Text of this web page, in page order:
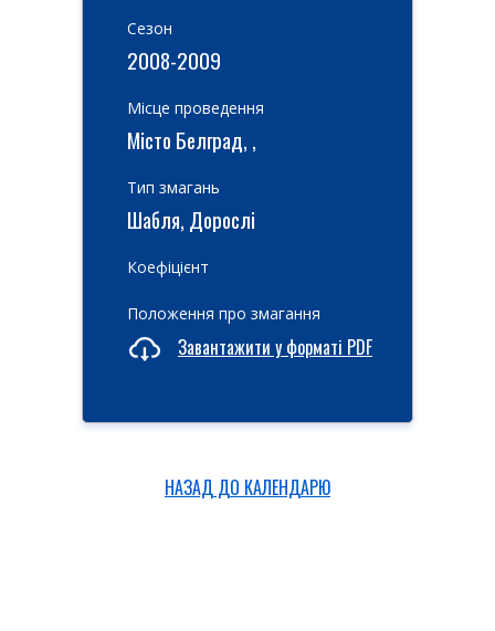
Cезон
2008-2009
Місце проведення
Місто Белград, ,
Тип змагань
Шабля, Дорослі
Коефіцієнт
Положення про змагання
Завантажити у форматі PDF
НАЗАД ДО КАЛЕНДАРЮ